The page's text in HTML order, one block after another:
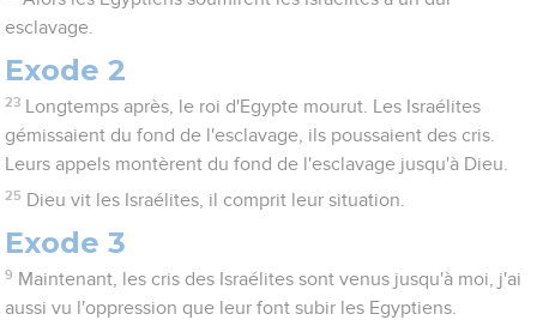
esclavage.
Exode 2
23
Longtemps après, le roi d'Egypte mourut. Les Israélites
gémissaient du fond de l'esclavage, ils poussaient des cris.
Leurs appels montèrent du fond de l'esclavage jusqu'à Dieu.
25 Dieu vit les Israélites, il comprit leur situation.
Exode 3
9 Maintenant, les cris des Israélites sont venus jusqu'à moi, j'ai
aussi vu l'oppression que leur font subir les Egyptiens.